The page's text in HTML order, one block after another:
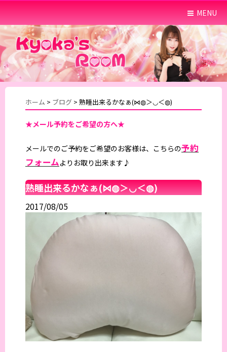
MENU
ホーム > ブログ > 熟睡出来るかなぁ(⋈◍＞◡＜◍)
★メール予約をご希望の方へ★
メールでのご予約をご希望のお客様は、こちらの予約
フォームよりお取り出来ます♪
熟睡出来るかなぁ(⋈◍＞◡＜◍)
2017/08/05